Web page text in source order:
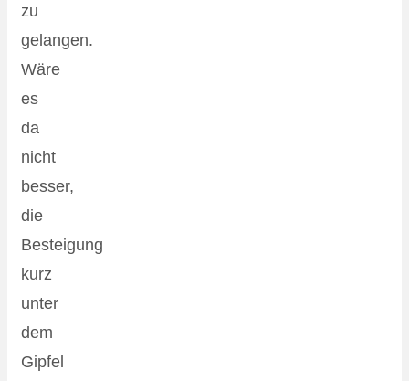
zu
gelangen.
Wäre
es
da
nicht
besser,
die
Besteigung
kurz
unter
dem
Gipfel